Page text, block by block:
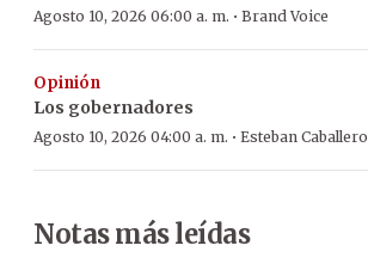
Agosto 10, 2026 06:00 a. m. · Brand Voice
Opinión
Los gobernadores
Agosto 10, 2026 04:00 a. m. · Esteban Caballero
Notas más leídas